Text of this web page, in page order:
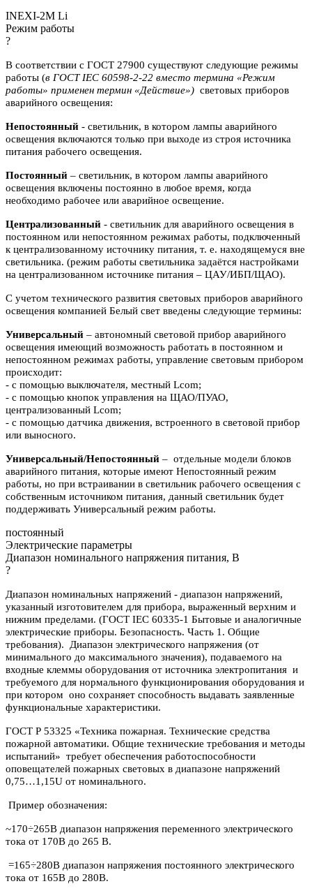
INEXI-2M Li
Режим работы
?
В соответствии с ГОСТ 27900 существуют следующие режимы
работы (в ГОСТ IEC 60598-2-22 вместо термина «Режим
работы» применен термин «Действие») световых приборов
аварийного освещения:
Непостоянный - светильник, в котором лампы аварийного
освещения включаются только при выходе из строя источника
питания рабочего освещения.
Постоянный – светильник, в котором лампы аварийного
освещения включены постоянно в любое время, когда
необходимо рабочее или аварийное освещение.
Централизованный - светильник для аварийного освещения в
постоянном или непостоянном режимах работы, подключенный
к централизованному источнику питания, т. е. находящемуся вне
светильника. (режим работы светильника задаётся настройками
на централизованном источнике питания – ЦАУ/ИБП/ЩАО).
С учетом технического развития световых приборов аварийного
освещения компанией Белый свет введены следующие термины:
Универсальный – автономный световой прибор аварийного
освещения имеющий возможность работать в постоянном и
непостоянном режимах работы, управление световым прибором
происходит:
- с помощью выключателя, местный Lcom;
- с помощью кнопок управления на ЩАО/ПУАО,
централизованный Lcom;
- с помощью датчика движения, встроенного в световой прибор
или выносного.
Универсальный/Непостоянный – отдельные модели блоков
аварийного питания, которые имеют Непостоянный режим
работы, но при встраивании в светильник рабочего освещения с
собственным источником питания, данный светильник будет
поддерживать Универсальный режим работы.
постоянный
Электрические параметры
Диапазон номинального напряжения питания, В
?
Диапазон номинальных напряжений - диапазон напряжений,
указанный изготовителем для прибора, выраженный верхним и
нижним пределами. (ГОСТ IEC 60335-1 Бытовые и аналогичные
электрические приборы. Безопасность. Часть 1. Общие
требования). Диапазон электрического напряжения (от
минимального до максимального значения), подаваемого на
входные клеммы оборудования от источника электропитания и
требуемого для нормального функционирования оборудования и
при котором оно сохраняет способность выдавать заявленные
функциональные характеристики.
ГОСТ Р 53325 «Техника пожарная. Технические средства
пожарной автоматики. Общие технические требования и методы
испытаний» требует обеспечения работоспособности
оповещателей пожарных световых в диапазоне напряжений
0,75…1,15U от номинального.
Пример обозначения:
~170÷265В диапазон напряжения переменного электрического
тока от 170В до 265 В.
=165÷280В диапазон напряжения постоянного электрического
тока от 165В до 280В.